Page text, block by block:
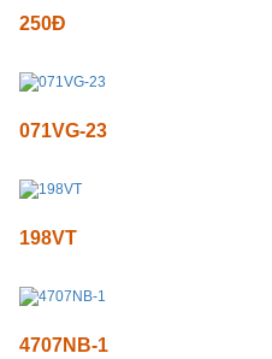
250Đ
071VG-23
198VT
4707NB-1